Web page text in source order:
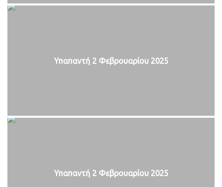
Υπαπαντή 2 Φεβρουαρίου 2025
Υπαπαντή 2 Φεβρουαρίου 2025